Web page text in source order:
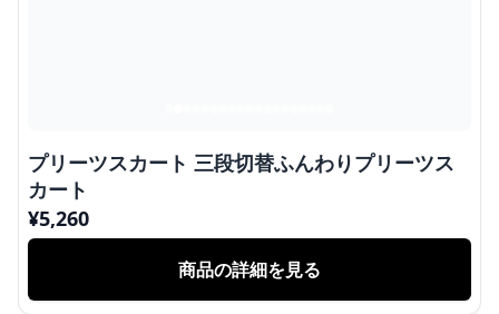
プリーツスカート 三段切替ふんわりプリーツス
カート
¥5,260
商品の詳細を見る